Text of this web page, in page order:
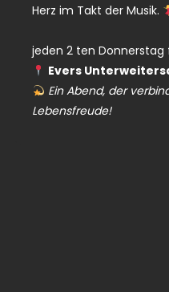
Herz im Takt der Musik.
jeden 2 ten
Evers
Ein Abend, der
Lebensfreude!